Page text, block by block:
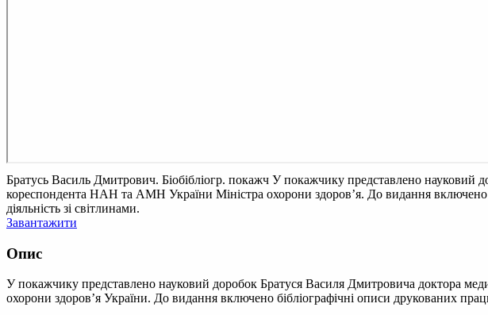
Братусь Василь Дмитрович. Біобібліогр. покажч У покажчику представлено науковий
кореспондента НАН та АМН України Міністра охорони здоров’я. До видання включено
діяльність зі світлинами.
Завантажити
Опис
У покажчику представлено науковий доробок Братуся Василя Дмитровича доктора
охорони здоров’я України. До видання включено бібліографічні описи друкованих